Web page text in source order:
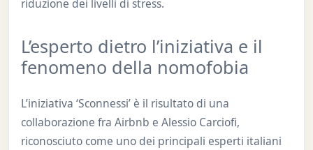
riduzione dei livelli di stress.
L’esperto dietro l’iniziativa e il
fenomeno della nomofobia
L’iniziativa ‘Sconnessi’ è il risultato di una
collaborazione fra Airbnb e Alessio Carciofi,
riconosciuto come uno dei principali esperti italiani